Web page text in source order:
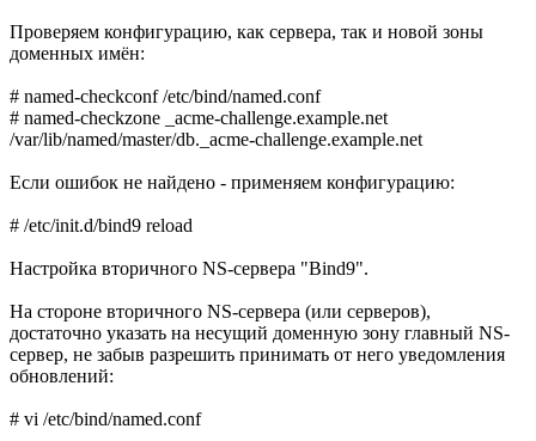
Проверяем конфигурацию, как сервера, так и новой зоны
доменных имён:
# named-checkconf /etc/bind/named.conf
# named-checkzone _acme-challenge.example.net
/var/lib/named/master/db._acme-challenge.example.net
Если ошибок не найдено - применяем конфигурацию:
# /etc/init.d/bind9 reload
Настройка вторичного NS-сервера "Bind9".
На стороне вторичного NS-сервера (или серверов),
достаточно указать на несущий доменную зону главный NS-
сервер, не забыв разрешить принимать от него уведомления
обновлений:
# vi /etc/bind/named.conf